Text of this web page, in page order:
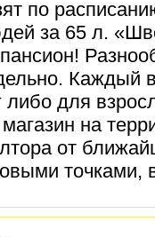
по
за 65 л.
Каждый
либо для
на
от
точками,